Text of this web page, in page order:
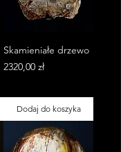
Skamieniałe drzewo
Cena
2320,00 zł
Dodaj do koszyka